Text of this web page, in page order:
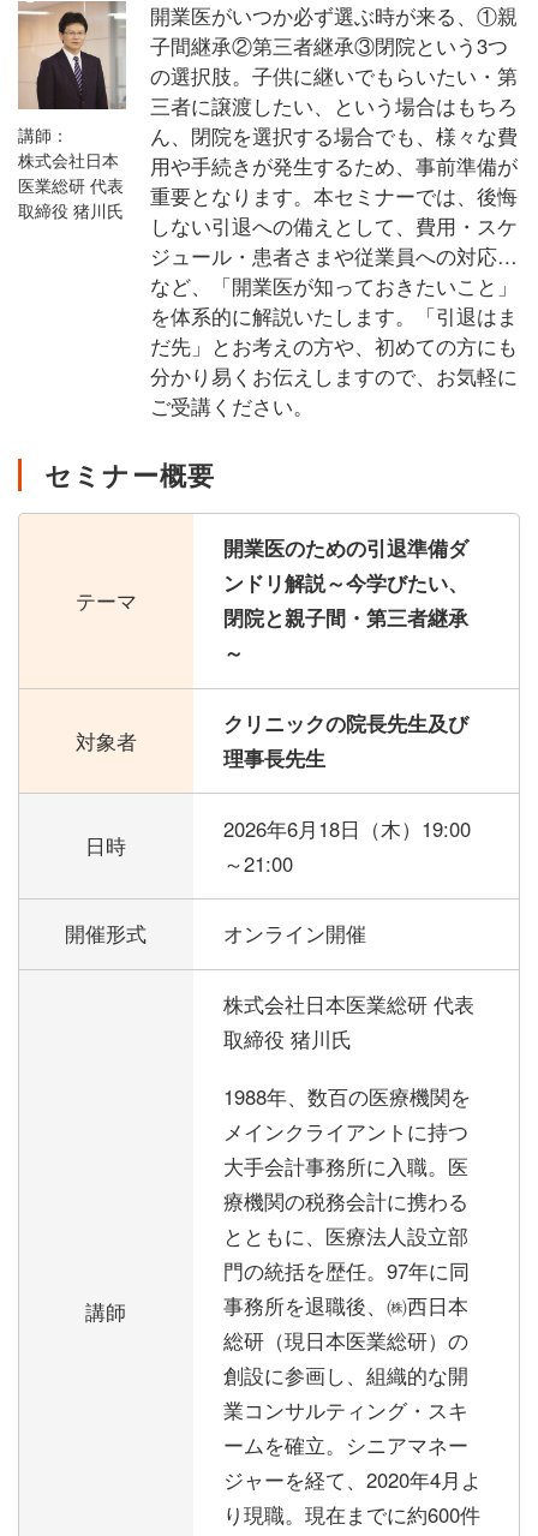
講師：
株式会社日本
医業総研 代表
取締役 猪川氏
開業医がいつか必ず選ぶ時が来る、①親
子間継承②第三者継承③閉院という3つ
の選択肢。子供に継いでもらいたい・第
三者に譲渡したい、という場合はもちろ
ん、閉院を選択する場合でも、様々な費
用や手続きが発生するため、事前準備が
重要となります。本セミナーでは、後悔
しない引退への備えとして、費用・スケ
ジュール・患者さまや従業員への対応…
など、「開業医が知っておきたいこと」
を体系的に解説いたします。「引退はま
だ先」とお考えの方や、初めての方にも
分かり易くお伝えしますので、お気軽に
ご受講ください。
セミナー概要
テーマ
開業医のための引退準備ダ
ンドリ解説～今学びたい、
閉院と親子間・第三者継承
～
対象者
クリニックの院長先生及び
理事長先生
日時
2026年6月18日（木） 19:00
～21:00
開催形式 オンライン開催
講師
株式会社日本医業総研 代表
取締役 猪川氏
1988年、数百の医療機関を
メインクライアントに持つ
大手会計事務所に入職。医
療機関の税務会計に携わる
とともに、医療法人設立部
門の統括を歴任。97年に同
事務所を退職後、㈱西日本
総研（現日本医業総研）の
創設に参画し、組織的な開
業コンサルティング・スキ
ームを確立。シニアマネー
ジャーを経て、2020年4月よ
り現職。現在までに約600件